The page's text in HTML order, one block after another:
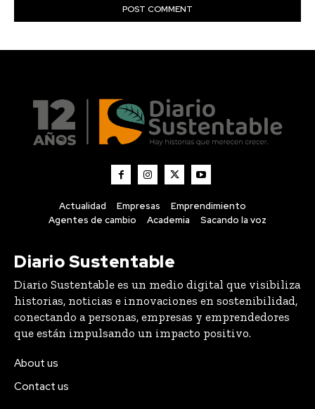
Actualidad Empresas
Emprendimiento
Agentes de cambio
Academia Sacando la voz
Diario Sustentable
Diario Sustentable es un medio digital que visibiliza
historias, noticias e innovaciones en sostenibilidad,
conectando a personas, empresas y emprendedores
que están impulsando un impacto positivo.
About us
Contact us